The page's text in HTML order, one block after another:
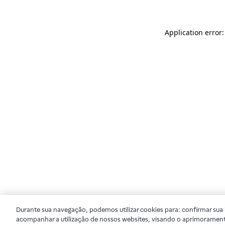
Application
Durante sua navegação, podemos utilizar cookies para: confirmar
acompanhar a utilização de nossos websites, visando o